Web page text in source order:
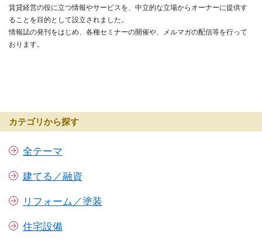
賃貸経営の役に立つ情報やサービスを、中立的な立場からオーナーに提供す
ることを目的として設立されました。
情報誌の発刊をはじめ、各種セミナーの開催や、メルマガの配信等を行って
おります。
カテゴリから探す
全テーマ
建てる／融資
リフォーム／塗装
住宅設備